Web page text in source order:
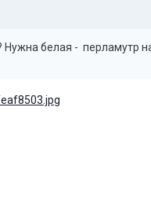
Нужна белая - перламутр